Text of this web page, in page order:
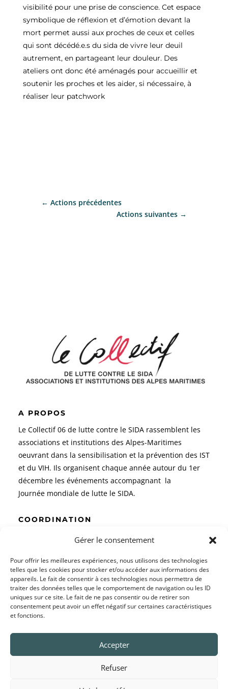
Gérer le consentement
Pour offrir les meilleures expériences, nous utilisons des technologies
telles que les cookies pour stocker et/ou accéder aux informations des
appareils. Le fait de consentir à ces technologies nous permettra de
traiter des données telles que le comportement de navigation ou les ID
uniques sur ce site. Le fait de ne pas consentir ou de retirer son
consentement peut avoir un effet négatif sur certaines caractéristiques
et fonctions.
Accepter
Refuser
visibilité pour une prise de conscience. Cet espace
symbolique de réflexion et d’émotion devant la
mort permet aussi aux proches de ceux et celles
qui sont décédé.e.s du sida de vivre leur deuil
autrement, en partageant leur douleur. Des
ateliers ont donc été aménagés pour accueillir et
soutenir les proches et les aider, si nécessaire, à
réaliser leur patchwork
← Actions précédentes
Actions suivantes →
A PROPOS
Le Collectif 06 de lutte contre le SIDA rassemblent les
associations et institutions des Alpes-Maritimes
oeuvrant dans la sensibilisation et la prévention des IST
et du VIH. Ils organisent chaque année autour du 1er
décembre les événements accompagnant la
Journée mondiale de lutte le SIDA.
COORDINATION
Tél :04 93 71 59 69
11, rue Parmentier
06100 NICE
collectif06sida@gmail.com